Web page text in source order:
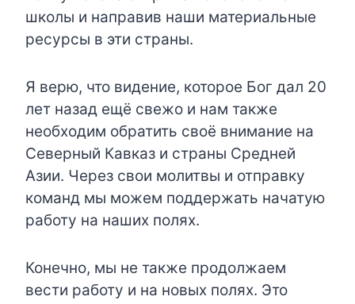
школы и направив наши материальные
ресурсы в эти страны.
Я верю, что видение, которое Бог дал 20
лет назад ещё свежо и нам также
необходим обратить своё внимание на
Северный Кавказ и страны Средней
Азии. Через свои молитвы и отправку
команд мы можем поддержать начатую
работу на наших полях.
Конечно, мы не также продолжаем
вести работу и на новых полях. Это